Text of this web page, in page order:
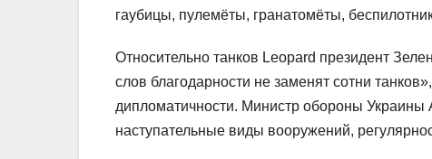
гаубицы, пулемёты, гранатомёты,
Относительно танков Leopard президент
слов благодарности не заменят сотни
дипломатичности. Министр обороны
наступательные виды вооружений,